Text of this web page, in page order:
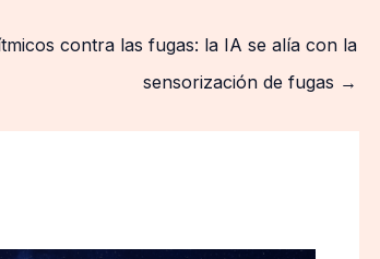
contra las fugas: la IA se alía con la
sensorización de fugas →